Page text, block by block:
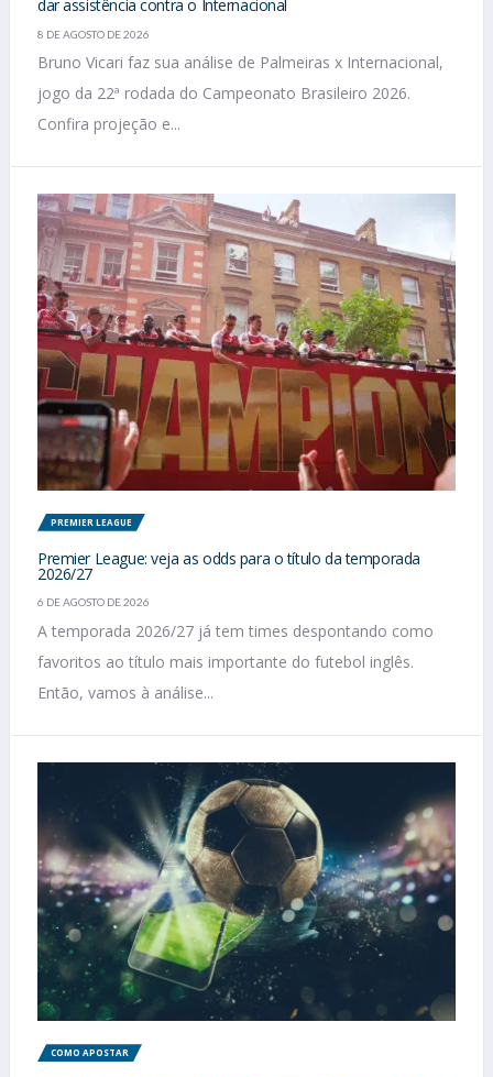
dar assistência contra o Internacional
8 DE AGOSTO DE 2026
Bruno Vicari faz sua análise de Palmeiras x Internacional,
jogo da 22ª rodada do Campeonato Brasileiro 2026.
Confira projeção e...
PREMIER LEAGUE
Premier League: veja as odds para o título da temporada
2026/27
6 DE AGOSTO DE 2026
A temporada 2026/27 já tem times despontando como
favoritos ao título mais importante do futebol inglês.
Então, vamos à análise...
COMO APOSTAR